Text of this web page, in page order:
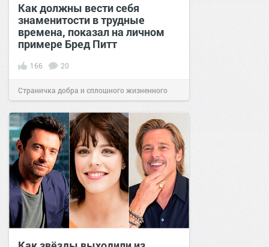
Как должны вести себя
знаменитости в трудные
времена, показал на личном
примере Бред Питт
166 20
Страничка добра и сплошного жизненного
позитива!12:3119 ноя 2020